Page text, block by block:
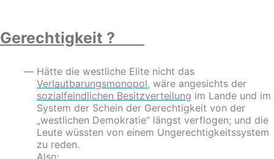
Gerechtigkeit ?
Hätte die westliche Elite nicht das
Verlautbarungsmonopol, wäre angesichts der
sozialfeindlichen Besitzverteilung im Lande und im
System der Schein der Gerechtigkeit von der
„westlichen Demokratie“ längst verflogen; und die
Leute wüssten von einem Ungerechtigkeitssystem
zu reden.